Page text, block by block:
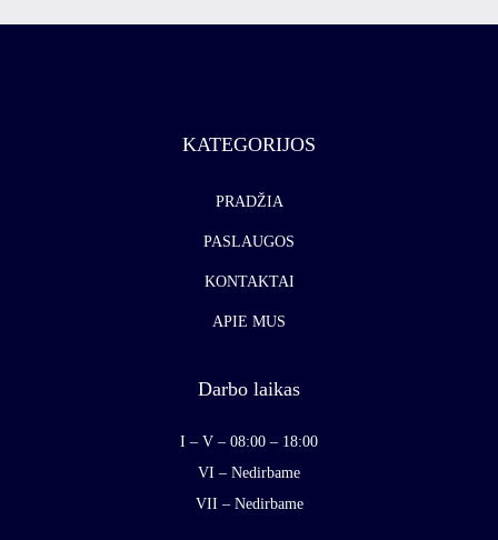
KATEGORIJOS
PRADŽIA
PASLAUGOS
KONTAKTAI
APIE MUS
Darbo laikas
I – V – 08:00 – 18:00
VI – Nedirbame
VII – Nedirbame